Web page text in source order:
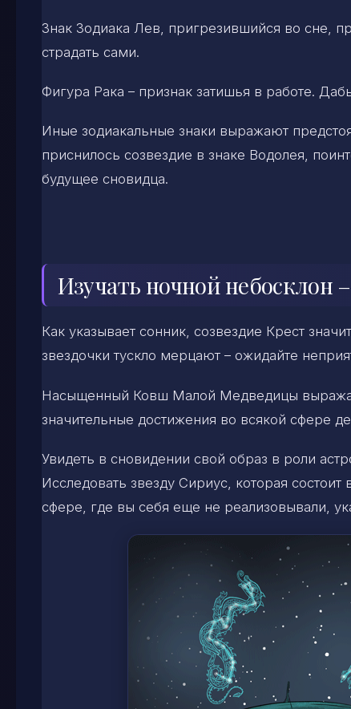
Знак Зодиака Лев, пригрезившийся во сне,
страдать сами.
Фигура Рака – признак затишья в работе.
Иные зодиакальные знаки выражают
приснилось созвездие в знаке Водолея,
будущее сновидца.
Изучать ночной небосклон
Как указывает сонник, созвездие Крест
звездочки тускло мерцают – ожидайте
Насыщенный Ковш Малой Медведицы
значительные достижения во всякой сфере
Увидеть в сновидении свой образ в роли
Исследовать звезду Сириус, которая
сфере, где вы себя еще не реализовывали,